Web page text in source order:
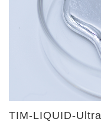
TIM-LIQUID-Ultra